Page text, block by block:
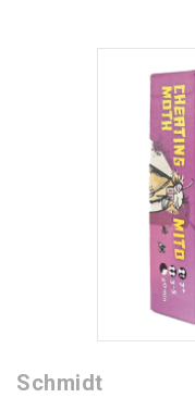
Schmidt